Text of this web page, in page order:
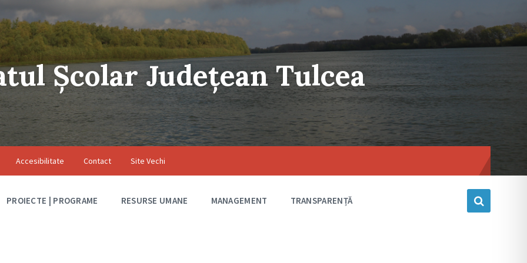
Școlar Județean Tulcea
Accesibilitate Contact Site Vechi
PROIECTE | PROGRAME RESURSE UMANE MANAGEMENT TRANSPARENȚĂ